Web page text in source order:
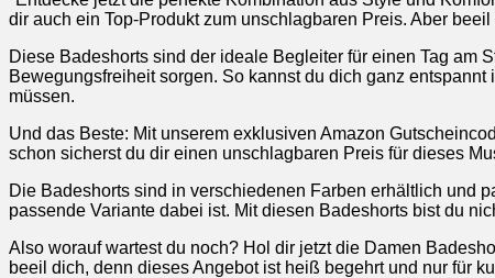
dir auch ein Top-Produkt zum unschlagbaren Preis. Aber
Diese Badeshorts sind der ideale Begleiter für einen Tag am
Bewegungsfreiheit sorgen. So kannst du dich ganz
müssen.
Und das Beste: Mit unserem exklusiven Amazon
schon sicherst du dir einen unschlagbaren Preis für dieses
Die Badeshorts sind in verschiedenen Farben erhältlich und
passende Variante dabei ist. Mit diesen Badeshorts bist du
Also worauf wartest du noch? Hol dir jetzt die Damen
beeil dich, denn dieses Angebot ist heiß begehrt und nur für